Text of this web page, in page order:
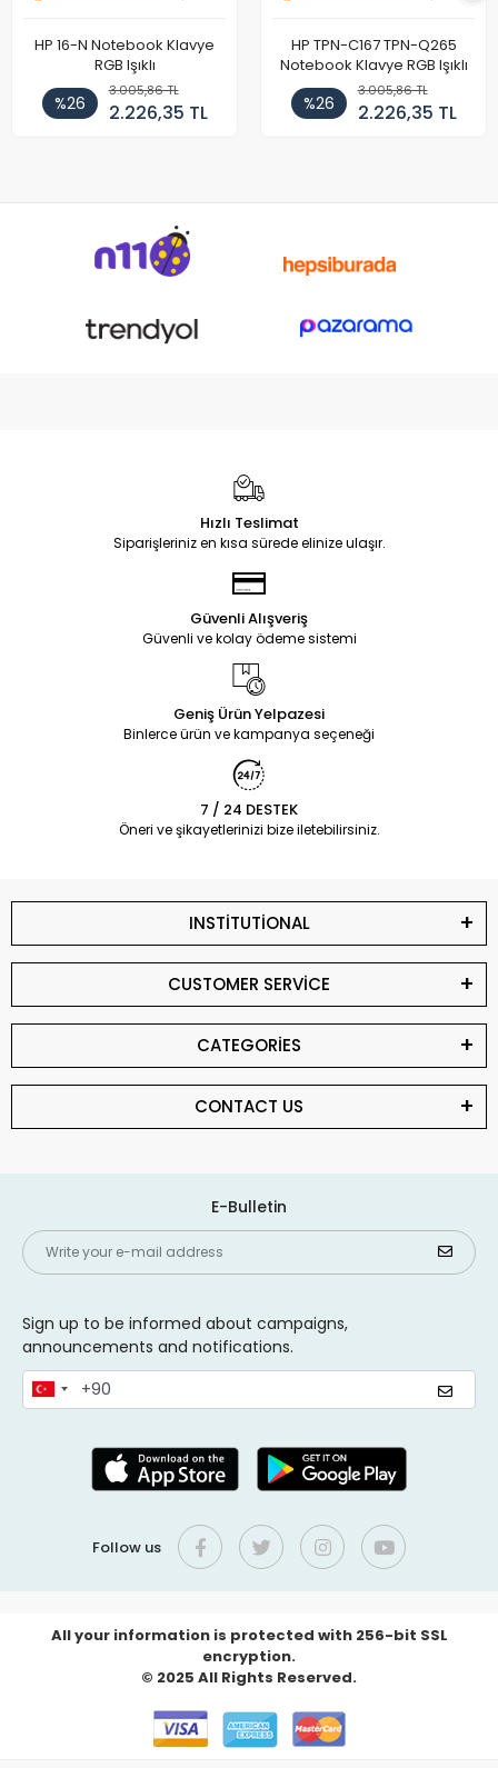
HP 16-N Notebook Klavye
RGB Işıklı
%26
3.005,86 TL
2.226,35 TL
HP TPN-C167 TPN-Q265
Notebook Klavye RGB Işıklı
%26
3.005,86 TL
2.226,35 TL
Hızlı Teslimat
Siparişleriniz en kısa sürede elinize ulaşır.
Güvenli Alışveriş
Güvenli ve kolay ödeme sistemi
Geniş Ürün Yelpazesi
Binlerce ürün ve kampanya seçeneği
7 / 24 DESTEK
Öneri ve şikayetlerinizi bize iletebilirsiniz.
INSTİTUTİONAL
CUSTOMER SERVİCE
CATEGORİES
CONTACT US
E-Bulletin
Sign up to be informed about campaigns,
announcements and notifications.
Follow us
All your information is protected with 256-bit SSL
encryption.
© 2025 All Rights Reserved.